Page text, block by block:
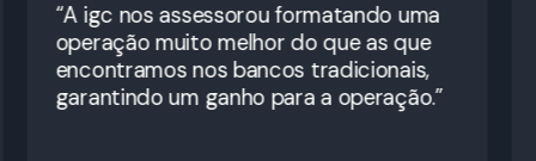
“A igc nos assessorou formatando uma
operação muito melhor do que as que
encontramos nos bancos tradicionais,
garantindo um ganho para a operação.”